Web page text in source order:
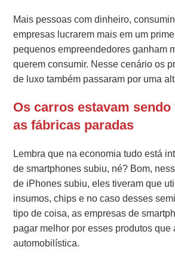
Mais pessoas com dinheiro,
empresas lucrarem mais em um
pequenos empreendedores ganham
querem consumir. Nesse cenário os
de luxo também passaram por uma
Os carros estavam
as fábricas paradas
Lembra que na economia tudo está
de smartphones subiu, né? Bom,
de iPhones subiu, eles tiveram que
insumos, chips e no caso desses
tipo de coisa, as empresas de
pagar melhor por esses produtos que
automobilística.